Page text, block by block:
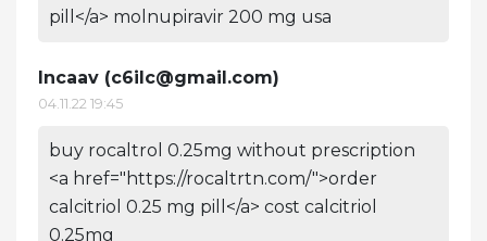
pill</a> molnupiravir 200 mg usa
Incaav (c6ilc@gmail.com)
04.11.22 19:45
buy rocaltrol 0.25mg without prescription
<a href="https://rocaltrtn.com/">order
calcitriol 0.25 mg pill</a> cost calcitriol
0.25mg